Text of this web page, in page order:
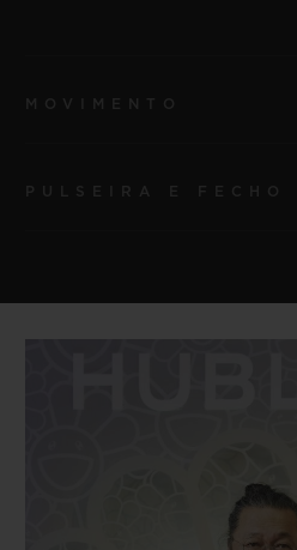
PULSEIRA
pulseira em borracha listrada